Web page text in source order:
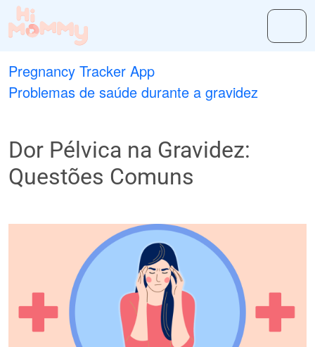
Pregnancy Tracker App
Problemas de saúde durante a gravidez
Dor Pélvica na Gravidez:
Questões Comuns